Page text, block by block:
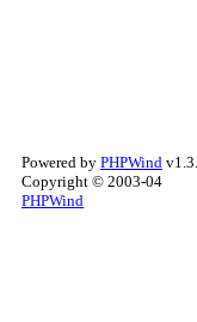
Powered by PHPWind
Copyright © 2003-04
PHPWind